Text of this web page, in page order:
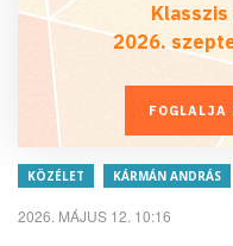
2026.
FOGLALJA
KÖZÉLET KÁRMÁN ANDRÁS
2026. MÁJUS 12. 10:16